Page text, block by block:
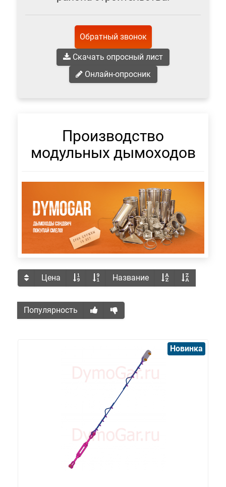
Обратный звонок
Скачать опросный лист
Онлайн-опросник
Производство
модульных дымоходов
Цена Название
Популярность
Новинка